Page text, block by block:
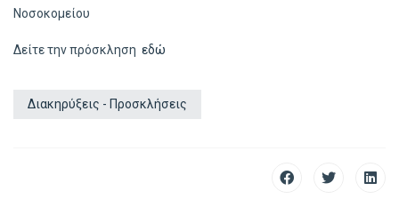
Νοσοκομείου
Δείτε την πρόσκληση εδώ
Διακηρύξεις - Προσκλήσεις